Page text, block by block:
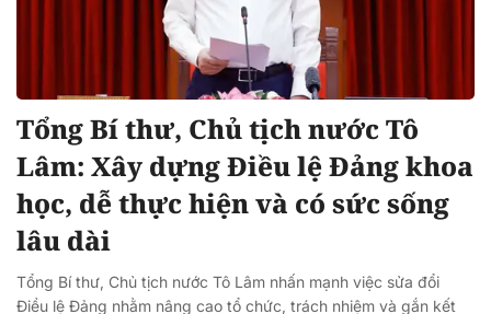
Tổng Bí thư, Chủ tịch nước Tô
Lâm: Xây dựng Điều lệ Đảng khoa
học, dễ thực hiện và có sức sống
lâu dài
Tổng Bí thư, Chủ tịch nước Tô Lâm nhấn mạnh việc sửa đổi
Điều lệ Đảng nhằm nâng cao tổ chức, trách nhiệm và gắn kết